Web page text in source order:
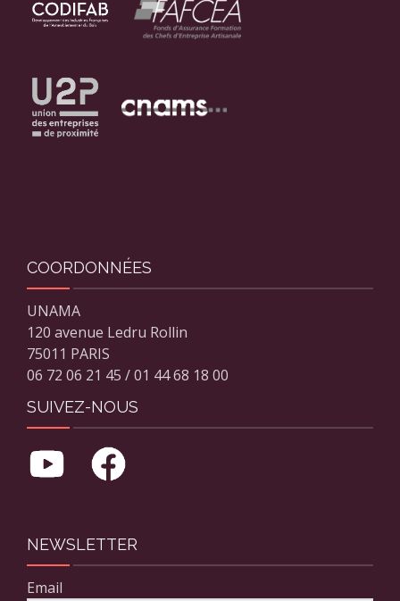
COORDONNÉES
UNAMA
120 avenue Ledru Rollin
75011 PARIS
06 72 06 21 45 / 01 44 68 18 00
SUIVEZ-NOUS
NEWSLETTER
Email